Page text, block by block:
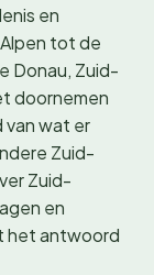
en
tot de
Donau, Zuid-
doornemen
van wat er
Zuid-
Zuid-
en
het antwoord